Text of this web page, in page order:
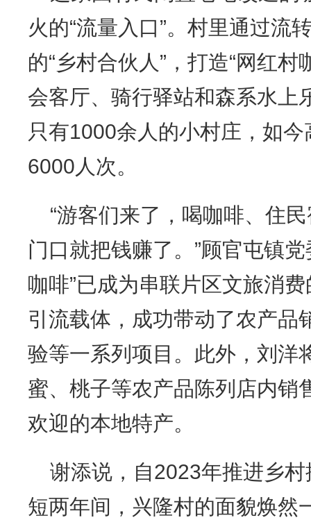
火的“流量入口”。村里通过流
的“乡村合伙人”，打造“网红村
会客厅、骑行驿站和森系水上
只有1000余人的小村庄，如
6000人次。
“游客们来了，喝咖啡、住
门口就把钱赚了。”顾官屯镇
咖啡”已成为串联片区文旅消
引流载体，成功带动了农产品
验等一系列项目。此外，刘洋
蜜、桃子等农产品陈列店内销
欢迎的本地特产。
谢添说，自2023年推进乡
短两年间，兴隆村的面貌焕然